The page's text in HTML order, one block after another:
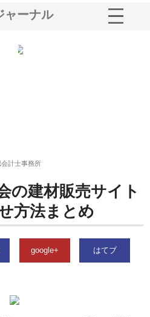
ャーナル
会計士事務所
の建材販売サイト
方法まとめ
google+ はてブ